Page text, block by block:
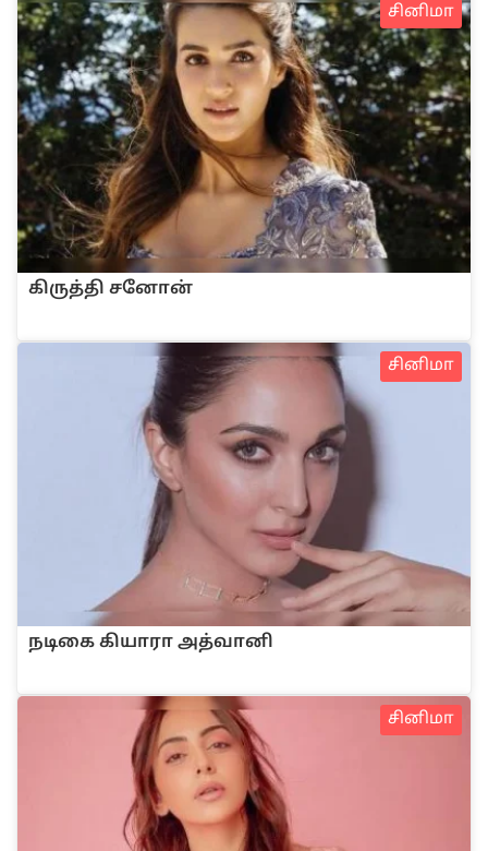
சினிமா
கிருத்தி சனோன்
சினிமா
நடிகை கியாரா அத்வானி
சினிமா